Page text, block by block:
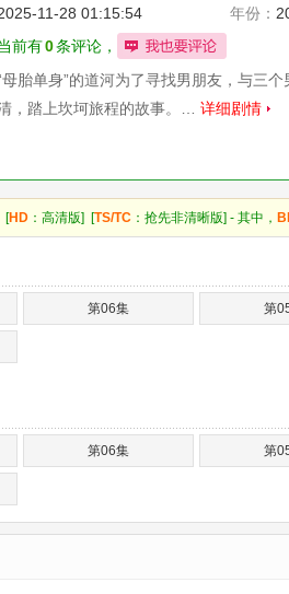
11-28 01:15:54 年份：
前有0条评论，
母胎单身”的道河为了寻找男朋友，与三个
，踏上坎坷旅程的故事。… 详细剧情
[HD ：高清版] [TS/TC ：抢先非清晰版] - 其中，
第06集 第
第06集 第